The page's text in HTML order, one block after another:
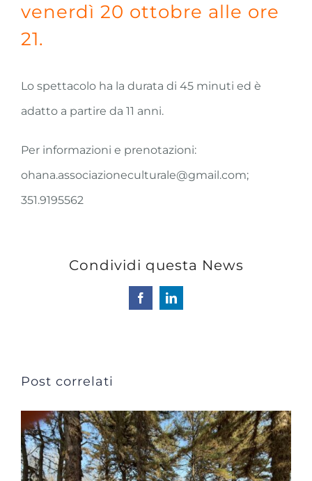
venerdì 20 ottobre alle ore
21.
Lo spettacolo ha la durata di 45 minuti ed è
adatto a partire da 11 anni.
Per informazioni e prenotazioni:
ohana.associazioneculturale@gmail.com;
351.9195562
Condividi questa News
FacebookLinkedIn
Post correlati